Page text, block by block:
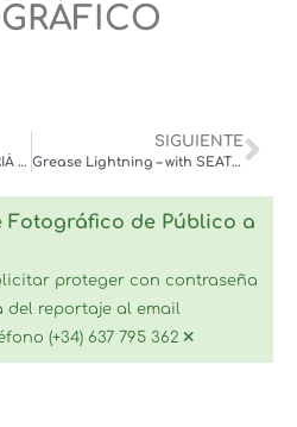
INSTITUT QUIMIC DE SARRIÀ – CETS fundación privada DISCOVERY SAGRADA FAMILIA – dic. ‘20
SIGUIENTE
Grease Lightning – with SEAT – dec. 2020
Fotográfico de Público a
proteger con contraseña
reportaje al email
(+34) 637 795 362 ×